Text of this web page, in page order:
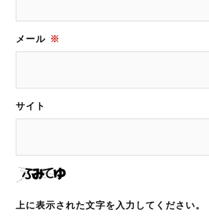
メール ※
サイト
上に表示された文字を入力してください。